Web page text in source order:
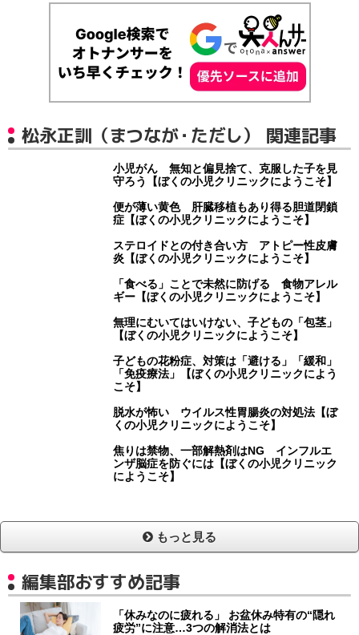
松永正訓（まつなが・ただし） 関連記事
小児がん 無知と偏見捨て、克服した子を見
守ろう【ぼくの小児クリニックにようこそ】
便が薄い黄色 肝臓移植もあり得る胆道閉鎖
症【ぼくの小児クリニックにようこそ】
ステロイドとの付き合い方 アトピー性皮膚
炎【ぼくの小児クリニックにようこそ】
「食べる」ことで未然に防げる 食物アレル
ギー【ぼくの小児クリニックにようこそ】
無理にむいてはいけない、子どもの「包茎」
【ぼくの小児クリニックにようこそ】
子どもの花粉症、対策は「避ける」「緩和」
「免疫療法」【ぼくの小児クリニックによう
こそ】
脱水が怖い ウイルス性胃腸炎の対処法【ぼ
くの小児クリニックにようこそ】
焦りは禁物、一部解熱剤はNG インフルエ
ンザ脳症を防ぐには【ぼくの小児クリニック
にようこそ】
もっと見る
編集部おすすめ記事
「休みなのに疲れる」 お盆休み特有の“隠れ
疲労”に注意…3つの解消法とは